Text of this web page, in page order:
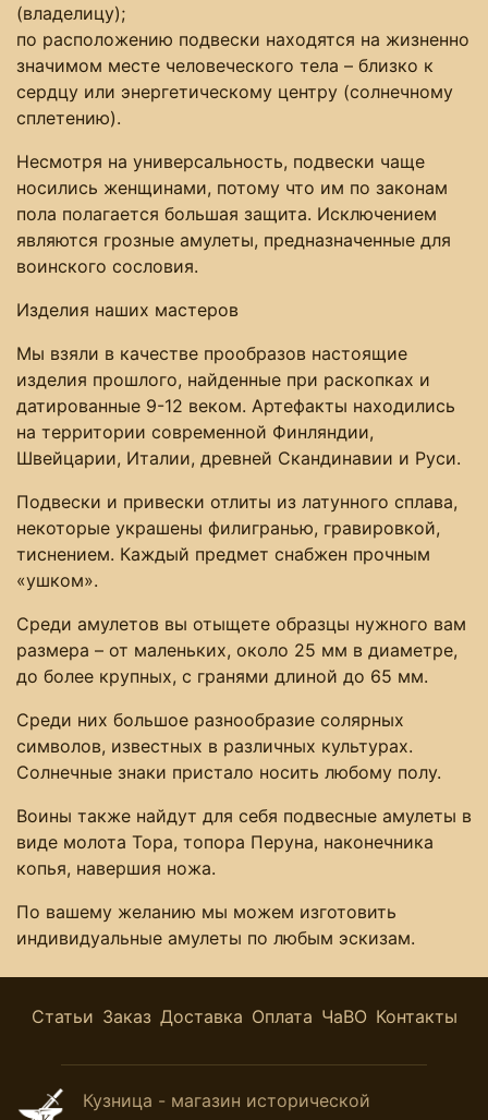
(владелицу);
по расположению подвески находятся на жизненно
значимом месте человеческого тела – близко к
сердцу или энергетическому центру (солнечному
сплетению).
Несмотря на универсальность, подвески чаще
носились женщинами, потому что им по законам
пола полагается большая защита. Исключением
являются грозные амулеты, предназначенные для
воинского сословия.
Изделия наших мастеров
Мы взяли в качестве прообразов настоящие
изделия прошлого, найденные при раскопках и
датированные 9-12 веком. Артефакты находились
на территории современной Финляндии,
Швейцарии, Италии, древней Скандинавии и Руси.
Подвески и привески отлиты из латунного сплава,
некоторые украшены филигранью, гравировкой,
тиснением. Каждый предмет снабжен прочным
«ушком».
Среди амулетов вы отыщете образцы нужного вам
размера – от маленьких, около 25 мм в диаметре,
до более крупных, с гранями длиной до 65 мм.
Среди них большое разнообразие солярных
символов, известных в различных культурах.
Солнечные знаки пристало носить любому полу.
Воины также найдут для себя подвесные амулеты в
виде молота Тора, топора Перуна, наконечника
копья, навершия ножа.
По вашему желанию мы можем изготовить
индивидуальные амулеты по любым эскизам.
Статьи Заказ Доставка Оплата ЧаВО Контакты
Кузница - магазин исторической